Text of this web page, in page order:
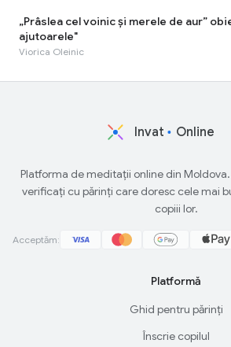
„Prâslea cel voinic și merele de aur”
ajutoarele"
Viorica Oleinic
Invat Online
Platforma de meditații online din
verificați cu părinți care doresc cele mai
copiii lor.
Acceptăm:
Platformă
Ghid pentru părinți
Înscrie copilul